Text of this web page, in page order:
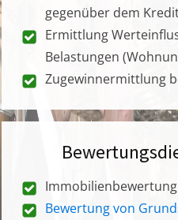
gegenüber dem
Ermittlung
Belastungen
Zugewinnermittlung
Immobilienbewertung
Bewertung von